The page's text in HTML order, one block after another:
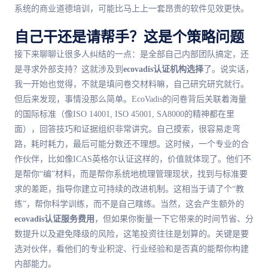
系统的商业道德培训，可能比马上上一套昂贵的软件见效更快。
自己干还是请帮手？这是个策略问题
接下来聊聊让很多人纠结的一点：是全部自己内部团队搞定，还
是寻求外部支持？这就涉及到 ecovadis认证机构选择了。说实话，
我一开始也觉得，不就是填问卷交材料嘛，自己研究研究就行。
但后来发现，事情没那么简单。EcoVadis的问卷背后关联着海量
的国际标准（像ISO 14001, ISO 45001, SA8000的精神都在里
面），回答技巧和证据组织非常讲究。自己摸索，很容易走弯
路，耗时耗力，最后可能分数还不理想。这时候，一个专业的合
作伙伴，比如像ICAS英格尔认证这样的，价值就体现了。他们不
是帮你“编”材料，而是帮你系统地梳理管理现状，找到与标准要
求的差距，指导你建立可持续的改进机制。这相当于请了个“教
练”，帮你科学训练，而不是自己瞎练。当然，这会产生额外的
ecovadis认证服务费用 ，但如果你衡量一下它带来的时间节省、分
数提升以及避免降级的风险，这笔投资往往是划算的。关键是要
选对伙伴，看他们的专业积淀、行业经验和是否真的能帮你构建
内部能力。